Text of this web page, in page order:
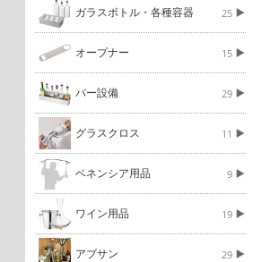
ガラスボトル・各種容器 25
オープナー 15
バー設備 29
グラスクロス 11
ベネンシア用品 9
ワイン用品 19
アブサン 29